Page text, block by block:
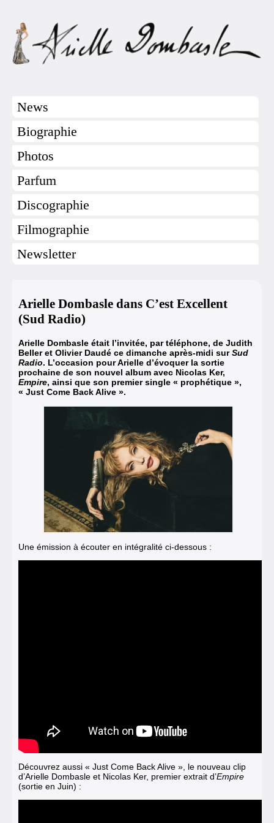
News
Biographie
Photos
Parfum
Discographie
Filmographie
Newsletter
Arielle Dombasle dans C’est Excellent
(Sud Radio)
Arielle Dombasle était l’invitée, par téléphone, de Judith
Beller et Olivier Daudé ce dimanche après-midi surSud
Radio. L’occasion pour Arielle d’évoquer la sortie
prochaine de son nouvel album avec Nicolas Ker,
Empire, ainsi que son premier single « prophétique »,
« Just Come Back Alive ».
Une émission à écouter en intégralité ci-dessous :
Découvrez aussi « Just Come Back Alive », le nouveau clip
d’Arielle Dombasle et Nicolas Ker, premier extrait d’Empire
(sortie en Juin) :